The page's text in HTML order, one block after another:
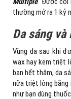
thường mở ra 1 kỷ
Da sáng và
Vùng da sau khi
wax hay kem triệt
bạn hết thâm, da
nữa triệt lông bằng
như bạn dùng